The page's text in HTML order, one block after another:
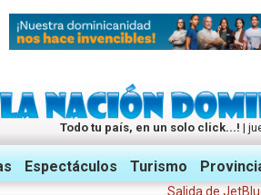
Todo tu país, en un solo click...! |
Twitter Facebook Instagram
Espectáculos Turismo
Salida de JetBlue